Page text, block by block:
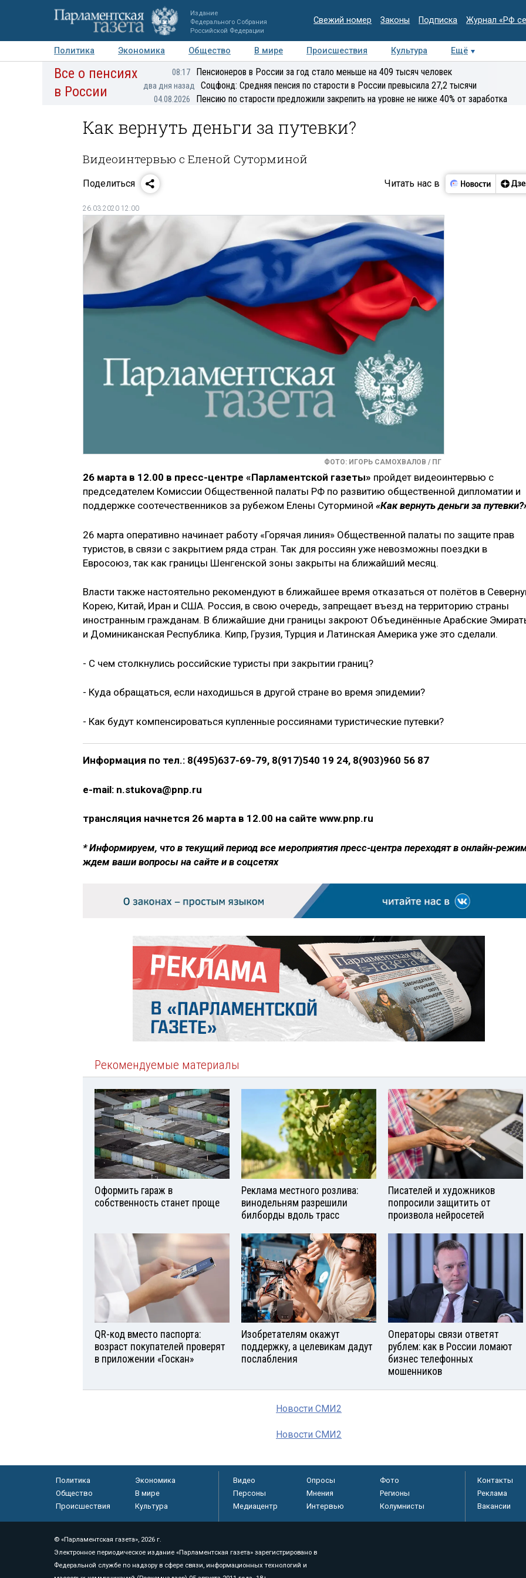
Издание
Федерального Собрания
Российской Федерации
Свежий номер Законы Подписка Журнал «РФ
Политика Экономика Общество В мире Происшествия Культура
Ещё
Авторы Персоны Мнения Регионы Медиацентр Интервью Колумнисты
Все о пенсиях
в России
08:17 Пенсионеров в России за год стало меньше на 409 тысяч человек
два дня назад Соцфонд: Средняя пенсия по старости в России превысила 27,2 тысячи
04.08.2026 Пенсию по старости предложили закрепить на уровне не ниже 40% от заработка
Как вернуть деньги за путевки?
Видеоинтервью с Еленой Суторминой
Поделиться Читать нас в
26.03.2020 12:00
ФОТО: ИГОРЬ САМОХВАЛОВ / ПГ
26 марта в 12.00 в пресс-центре «Парламентской газеты» пройдет видеоинтервью с
председателем Комиссии Общественной палаты РФ по развитию общественной дипломатии и
поддержке соотечественников за рубежом Елены Суторминой «Как вернуть деньги за
26 марта оперативно начинает работу «Горячая линия» Общественной палаты по защите прав
туристов, в связи с закрытием ряда стран. Так для россиян уже невозможны поездки в
Евросоюз, так как границы Шенгенской зоны закрыты на ближайший месяц.
Власти также настоятельно рекомендуют в ближайшее время отказаться от полётов в
Корею, Китай, Иран и США. Россия, в свою очередь, запрещает въезд на территорию страны
иностранным гражданам. В ближайшие дни границы закроют Объединённые Арабские
и Доминиканская Республика. Кипр, Грузия, Турция и Латинская Америка уже это сделали.
- С чем столкнулись российские туристы при закрытии границ?
- Куда обращаться, если находишься в другой стране во время эпидемии?
- Как будут компенсироваться купленные россиянами туристические путевки?
Информация по тел.: 8(495)637-69-79, 8(917)540 19 24, 8(903)960 56 87
e-mail: n.stukova@pnp.ru
трансляция начнется 26 марта в 12.00 на сайте www.pnp.ru
* Информируем, что в текущий период все мероприятия пресс-центра переходят в онлайн-
ждем ваши вопросы на сайте и в соцсетях
Рекомендуемые материалы
Оформить гараж в
собственность станет проще
Реклама местного розлива:
винодельням разрешили
билборды вдоль трасс
Писателей и художников
попросили защитить от
произвола нейросетей
QR-код вместо паспорта:
возраст покупателей проверят
в приложении «Госкан»
Изобретателям окажут
поддержку, а целевикам дадут
послабления
Операторы связи ответят
рублем: как в России ломают
бизнес телефонных
мошенников
Новости СМИ2
Новости СМИ2
Политика
Экономика
Общество
В мире
Происшествия
Культура
Видео Опросы
Фото
Персоны
Мнения
Регионы
Медиацентр
Интервью Колумнисты
Контакты
Реклама
Вакансии
© «Парламентская газета», 2026 г.
Электронное периодическое издание «Парламентская газета» зарегистрировано в
Федеральной службе по надзору в сфере связи, информационных технологий и